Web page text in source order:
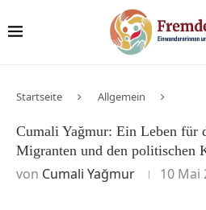
Startseite Allgemein
Cumali Yağmur: Ein Leben für
Migranten und den politischen
von Cumali Yağmur 10 Mai